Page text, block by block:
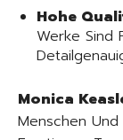
Hohe
Werke Sind
Monica
Menschen